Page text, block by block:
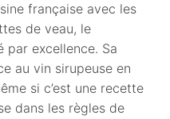
française avec les
de veau, le
par excellence. Sa
au vin sirupeuse en
si c’est une recette
dans les règles de